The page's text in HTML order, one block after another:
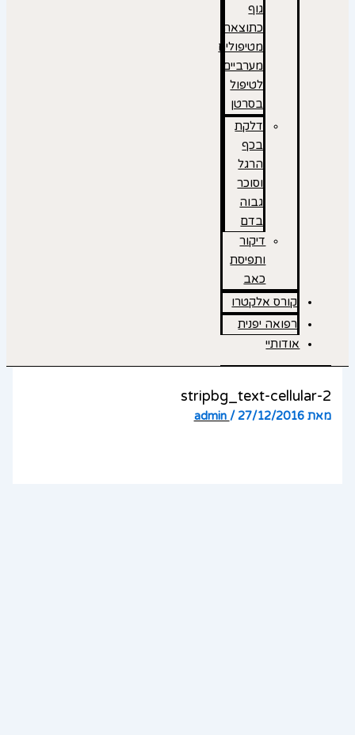
גוף
כתוצאה
מטיפולים
מערביים
לטיפול
בסרטן
דלקת
בכף
הרגל
וסוכר
גבוה
בדם
דיקור
ותפיסת
כאב
קורס אלקטרו
רפואה יפנית
אודותיי
stripbg_text-cellular-2
מאת admin/27/12/2016